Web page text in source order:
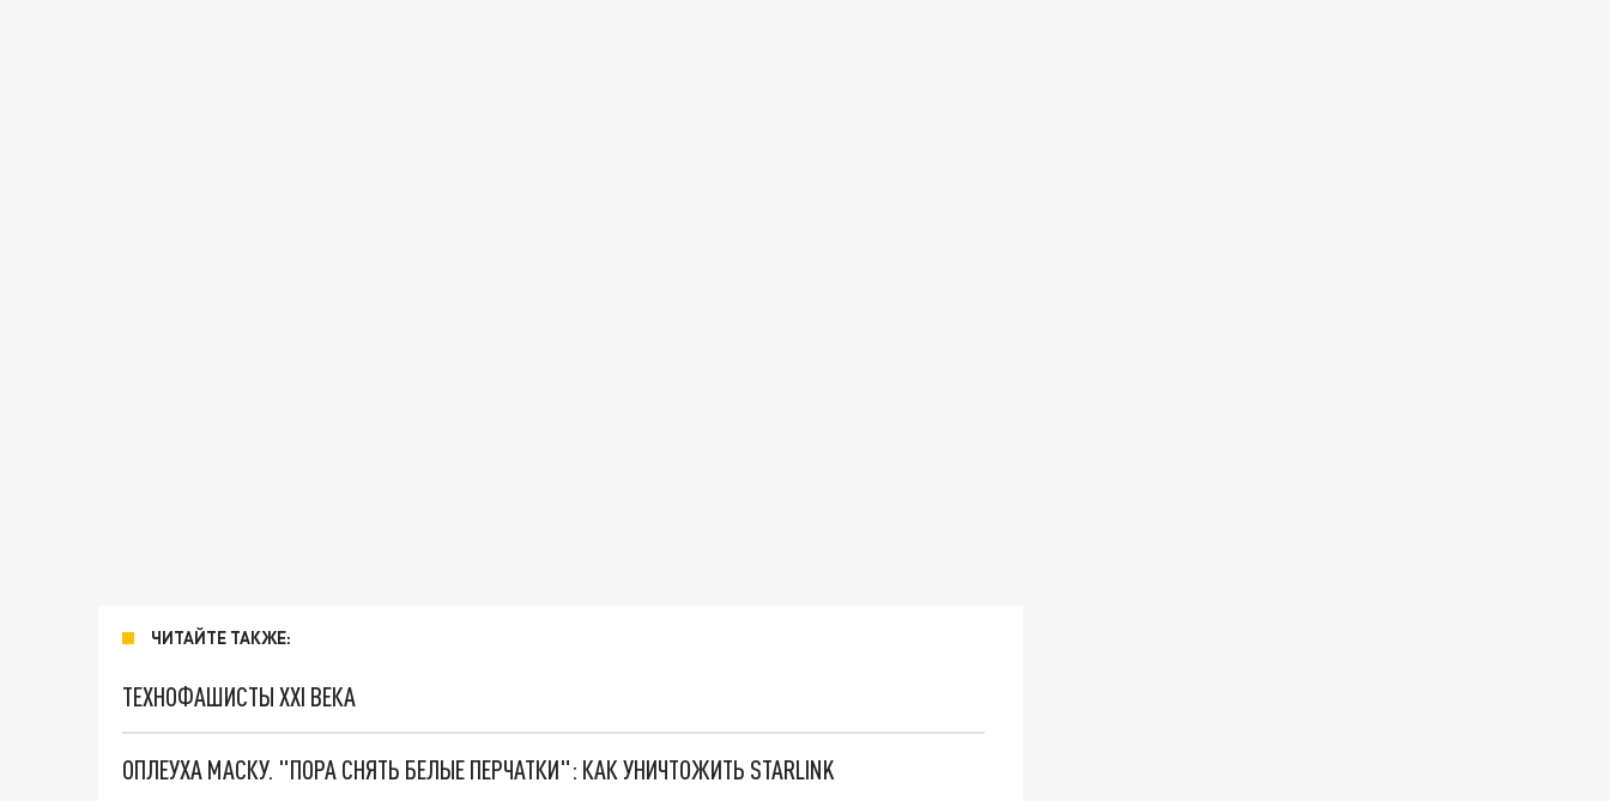
ЧИТАЙТЕ ТАКЖЕ:
ТЕХНОФАШИСТЫ XXI ВЕКА
ОПЛЕУХА МАСКУ. "ПОРА СНЯТЬ БЕЛЫЕ ПЕРЧАТКИ": КАК УНИЧТОЖИТЬ STARLINK